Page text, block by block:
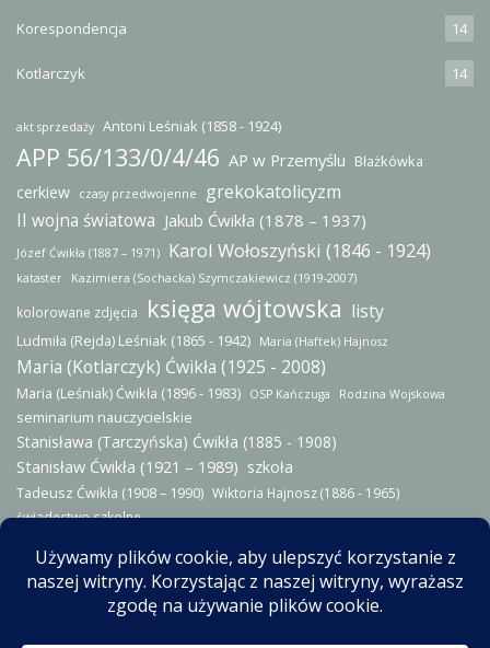
Korespondencja 14
Kotlarczyk 14
akt sprzedaży Antoni Leśniak (1858 - 1924)
APP 56/133/0/4/46 AP w Przemyślu Błażkówka
cerkiew czasy przedwojenne grekokatolicyzm
II wojna światowa Jakub Ćwikła (1878 – 1937)
Józef Ćwikła (1887 – 1971) Karol Wołoszyński (1846 - 1924)
kataster Kazimiera (Sochacka) Szymczakiewicz (1919-2007)
kolorowane zdjęcia księga wójtowska listy
Ludmiła (Rejda) Leśniak (1865 - 1942) Maria (Haftek) Hajnosz
Maria (Kotlarczyk) Ćwikła (1925 - 2008)
Maria (Leśniak) Ćwikła (1896 - 1983) OSP Kańczuga Rodzina Wojskowa
seminarium nauczycielskie
Stanisława (Tarczyńska) Ćwikła (1885 - 1908)
Stanisław Ćwikła (1921 – 1989) szkoła
Tadeusz Ćwikła (1908 – 1990) Wiktoria Hajnosz (1886 - 1965)
świadectwo szkolne
Ustawy z dn. 4 lutego 1994 r. o prawie autorskimi i prawach pokrewnych